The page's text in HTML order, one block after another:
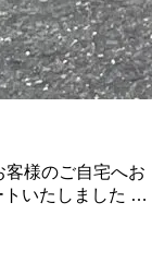
様のご自宅へお
トいたしました …